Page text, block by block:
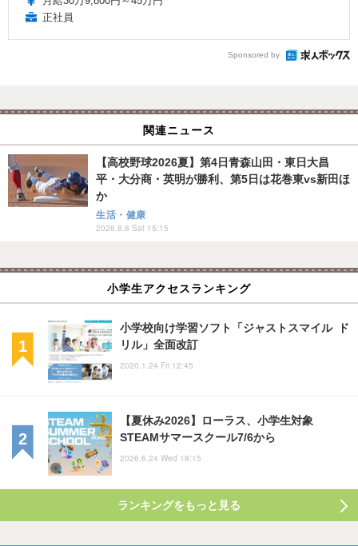
正社員
Sponsored by
関連ニュース
【高校野球2026夏】第4日青森山田・東日大昌
平・大分商・英明が勝利、第5日は花巻東vs新田ほ
か
生活・健康
2026.8.8 Sat 15:15
小学生アクセスランキング
小学校向け学習ソフト「ジャストスマイル ド
リル」全面改訂
2020.1.24 Fri 12:45
【夏休み2026】ローラス、小学生対象
STEAMサマースクール7/6から
2026.6.24 Wed 18:15
ランキングをもっと見る